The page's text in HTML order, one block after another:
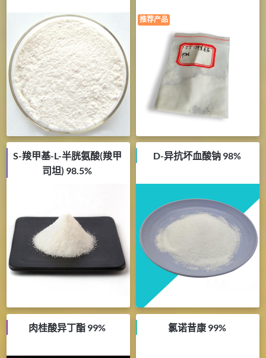
推荐产品
S-羧甲基-L-半胱氨酸(羧甲
司坦) 98.5%
D-异抗坏血酸钠 98%
肉桂酸异丁酯 99% 氯诺昔康 99%